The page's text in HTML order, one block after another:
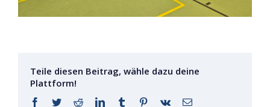
Teile diesen Beitrag, wähle dazu deine
Plattform!
Facebook
TwitterRedditLinkedInTumblr Pinterest
Vk
E-